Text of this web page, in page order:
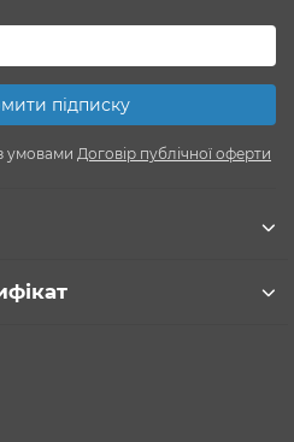
підписку
умовами Договір публічної оферти